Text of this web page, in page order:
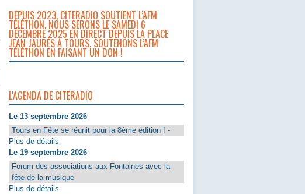
DEPUIS 2023, CITERADIO SOUTIENT L’AFM
TÉLÉTHON. NOUS SERONS LE SAMEDI 6
DÉCEMBRE 2025 EN DIRECT DEPUIS LA PLACE
JEAN JAURÈS À TOURS. SOUTENONS L’AFM
TÉLÉTHON EN FAISANT UN DON !
L'AGENDA DE CITERADIO
Le 13 septembre 2026
Tours en Fête se réunit pour la 8ème édition ! -
Plus de détails
Le 19 septembre 2026
Forum des associations aux Fontaines avec la
fête de la musique
Plus de détails